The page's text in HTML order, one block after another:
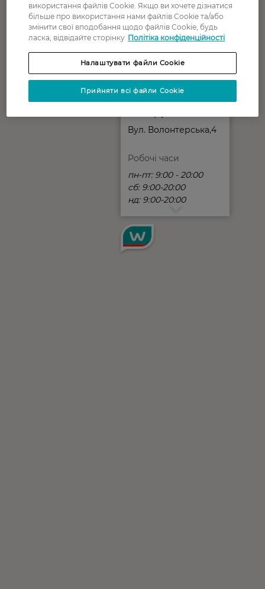
використання файлів Cookie. Якщо ви хочете дізнатися
більше про використання нами файлів Cookie та/або
змінити свої вподобання щодо файлів Cookie, будь
ласка, відвідайте сторінку Політіка конфіденційності
Налаштувати файли Cookie
Прийняти всі файли Cookie